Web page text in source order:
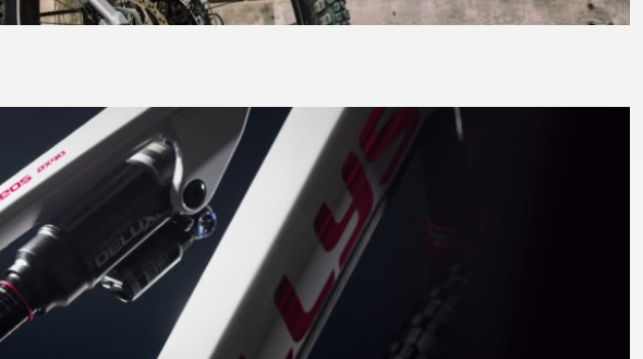
DÁMSKÁ
CROSS
TREKKING
CITY
URBAN KOLA
CITY
JUNIOR
24" (125-145 CM)
20" (115-135 CM)
NA KOLO